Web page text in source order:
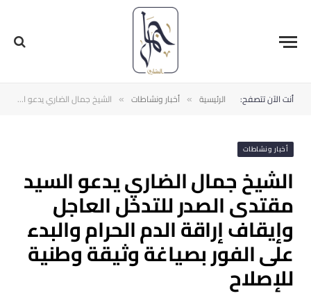
أنت الآن تتصفح: الرئيسية » أخبار ونشاطات » الشيخ جمال الضاري يدعو السيد مقتدى الصدر للتدخل العاجل وإيقاف إراقة الدم الحرام والبدء على الفور بصياغة وثيقة وطنية للإصلاح
أخبار ونشاطات
الشيخ جمال الضاري يدعو السيد
مقتدى الصدر للتدخل العاجل
وإيقاف إراقة الدم الحرام والبدء
على الفور بصياغة وثيقة وطنية
للإصلاح